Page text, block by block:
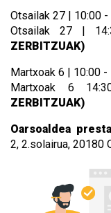
Otsailak 27 | 10:00 -
Otsailak 27 |
ZERBITZUAK)
Martxoak 6 | 10:00 -
Martxoak 6
ZERBITZUAK)
Oarsoaldea
2, 2.solairua, 20180